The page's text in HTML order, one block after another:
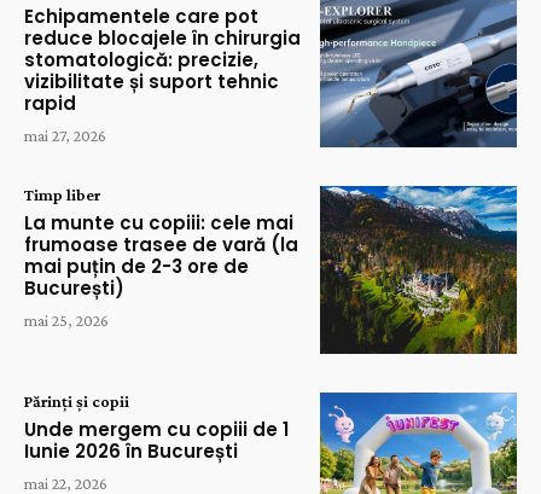
Echipamentele care pot
reduce blocajele în chirurgia
stomatologică: precizie,
vizibilitate și suport tehnic
rapid
mai 27, 2026
Timp liber
La munte cu copiii: cele mai
frumoase trasee de vară (la
mai puțin de 2-3 ore de
București)
mai 25, 2026
Părinți și copii
Unde mergem cu copiii de 1
Iunie 2026 în București
mai 22, 2026